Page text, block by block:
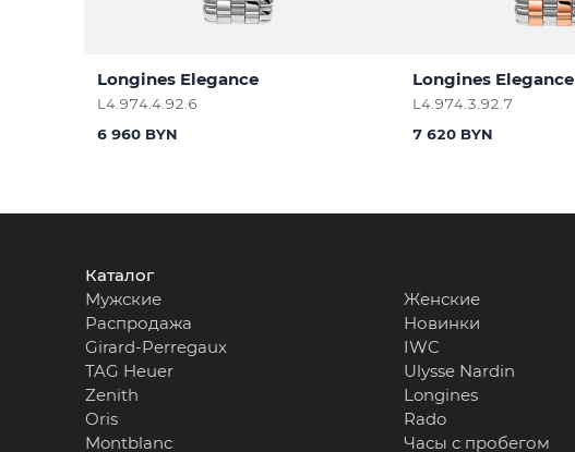
Longines Elegance
L4.974.4.92.6
6 960 BYN
Longines Elegance
L4.974.3.92.7
7 620 BYN
Каталог
Мужские
Женские
Распродажа
Новинки
Girard-Perregaux
IWC
TAG Heuer
Ulysse Nardin
Zenith
Longines
Oris
Rado
Montblanc
Часы с пробегом